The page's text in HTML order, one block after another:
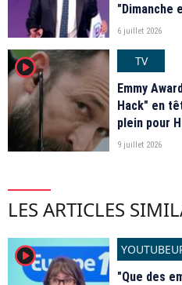
"Dimanche
6 juillet 2026
player2
TV
Emmy
Hack" en
plein pour
9 juillet 2026
LES ARTICLES
player2
"Que des